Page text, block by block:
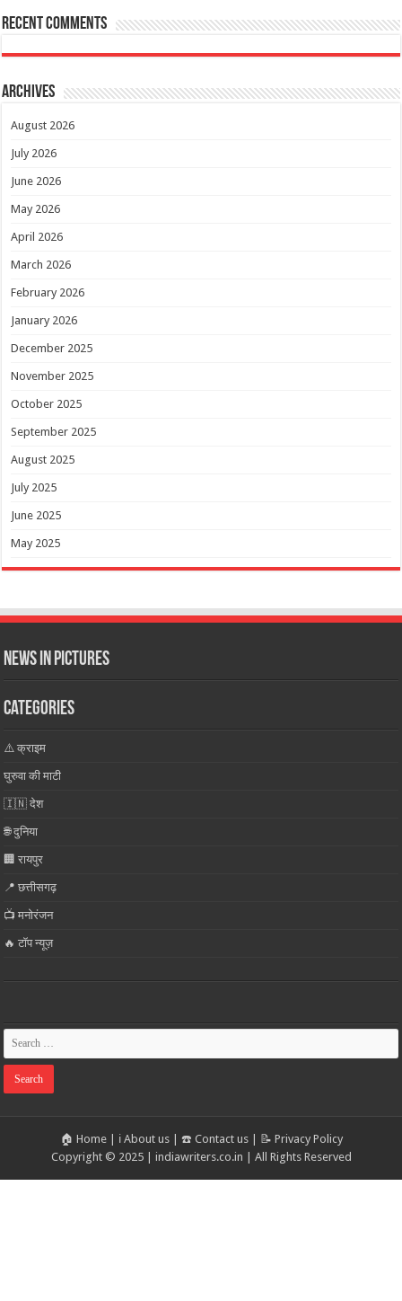
Recent Comments
Archives
August 2026
July 2026
June 2026
May 2026
April 2026
March 2026
February 2026
January 2026
December 2025
November 2025
October 2025
September 2025
August 2025
July 2025
June 2025
May 2025
News in Pictures
Categories
⚠️ क्राइम
घुरुवा की माटी
🇮🇳 देश
🌐 दुनिया
🏢 रायपुर
📍 छत्तीसगढ़
📺 मनोरंजन
🔥 टॉप न्यूज़
🏠 Home| ℹ️ About us| ☎️ Contact us| 📝 Privacy Policy
Copyright © 2025 | indiawriters.co.in | All Rights Reserved